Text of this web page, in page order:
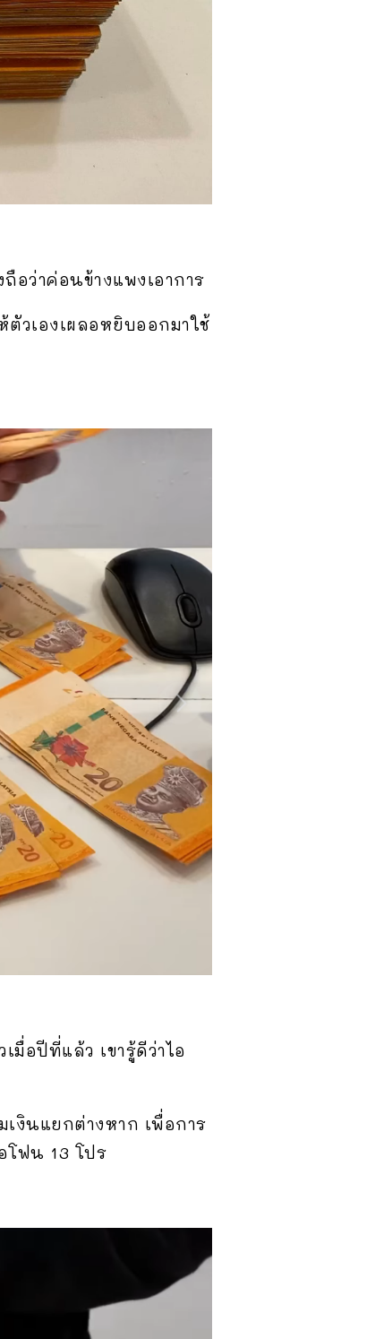
อว่าค่อนข้างแพงเอาการ
วเองเผลอหยิบออกมาใช้
มื่อปีที่แล้ว เขารู้ดีว่าไอ
เงินแยกต่างหาก เพื่อการ
โฟน 13 โปร